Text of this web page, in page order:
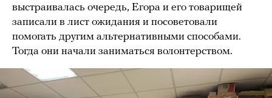
выстраивалась очередь, Егора и его товарищей
записали в лист ожидания и посоветовали
помогать другим альтернативными способами.
Тогда они начали заниматься волонтерством.